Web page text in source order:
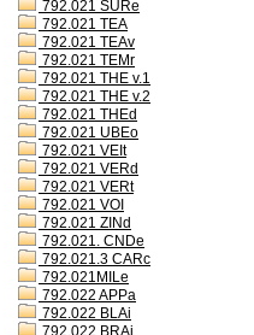
792.021 SURe
792.021 TEA
792.021 TEAv
792.021 TEMr
792.021 THE v.1
792.021 THE v.2
792.021 THEd
792.021 UBEo
792.021 VEIt
792.021 VERd
792.021 VERt
792.021 VOI
792.021 ZINd
792.021. CNDe
792.021.3 CARc
792.021MILe
792.022 APPa
792.022 BLAi
792.022 BRAi